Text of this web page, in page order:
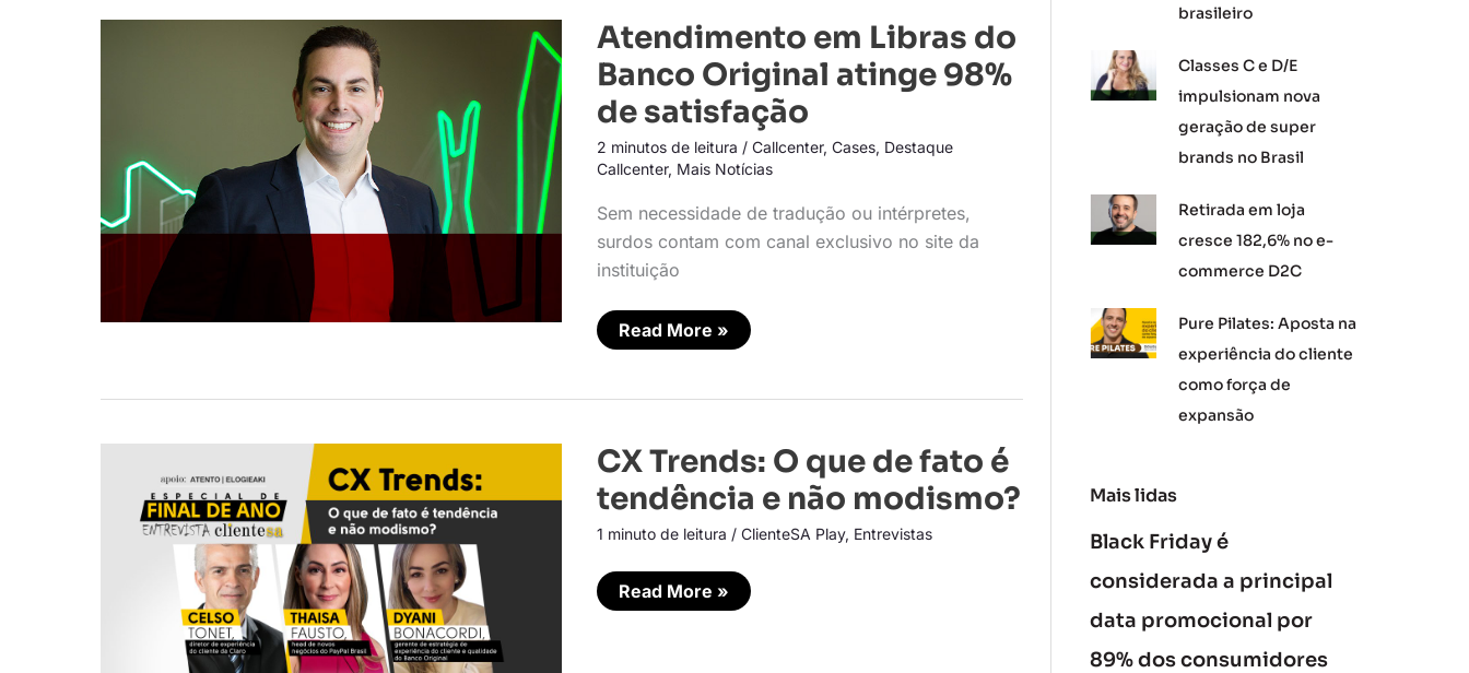
Atendimento em Libras do
Banco Original atinge 98%
de satisfação
2 minutos de leitura / Callcenter, Cases, Destaque
Callcenter, Mais Notícias
Sem necessidade de tradução ou intérpretes,
surdos contam com canal exclusivo no site da
instituição
Atendimento
em
do
Original
98%
de
satisfação
Read More »
CX Trends: O que de fato é
tendência e não modismo?
1 minuto de leitura / ClienteSA Play, Entrevistas
CX
Trends:
que
fato
tendência
e
não
Read More »
brasileiro
Classes C e D/E
impulsionam nova
geração de super
brands no Brasil
Retirada em loja
cresce 182,6% no e-
commerce D2C
Pure Pilates: Aposta na
experiência do cliente
como força de
expansão
Mais lidas
Black Friday é
considerada a principal
data promocional por
89% dos consumidores